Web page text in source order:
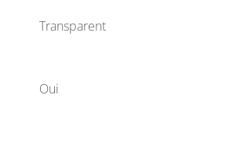
Transparent
Oui